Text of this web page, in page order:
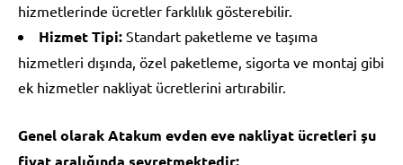
hizmetlerinde ücretler farklılık gösterebilir.
Hizmet Tipi: Standart paketleme ve taşıma
hizmetleri dışında, özel paketleme, sigorta ve montaj gibi
ek hizmetler nakliyat ücretlerini artırabilir.
Genel olarak Atakum evden eve nakliyat ücretleri şu
fiyat aralığında seyretmektedir: